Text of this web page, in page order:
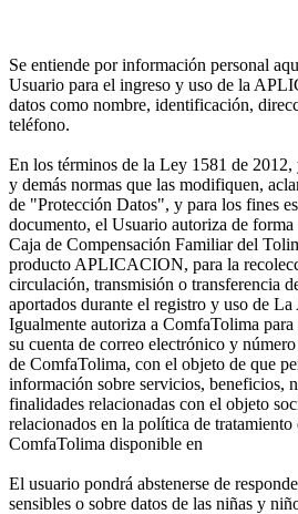
Se entiende por información personal
Usuario para el ingreso y uso de la
datos como nombre, identificación,
teléfono.
En los términos de la Ley 1581 de
y demás normas que las modifiquen,
de "Protección Datos", y para los fines
documento, el Usuario autoriza de
Caja de Compensación Familiar del
producto APLICACION, para la
circulación, transmisión o transferencia
aportados durante el registro y uso de
Igualmente autoriza a ComfaTolima
su cuenta de correo electrónico y
de ComfaTolima, con el objeto de que
información sobre servicios, beneficios,
finalidades relacionadas con el objeto
relacionados en la política de tratamiento
ComfaTolima disponible en
El usuario pondrá abstenerse de
sensibles o sobre datos de las niñas y